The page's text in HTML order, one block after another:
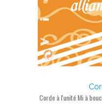
Corde à l'unité Mi à